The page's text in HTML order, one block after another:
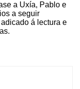
a Uxía, Pablo e
a seguir
á lectura e